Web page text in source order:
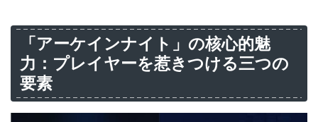
「アーケインナイト」の核心的魅
力：プレイヤーを惹きつける三つの
要素